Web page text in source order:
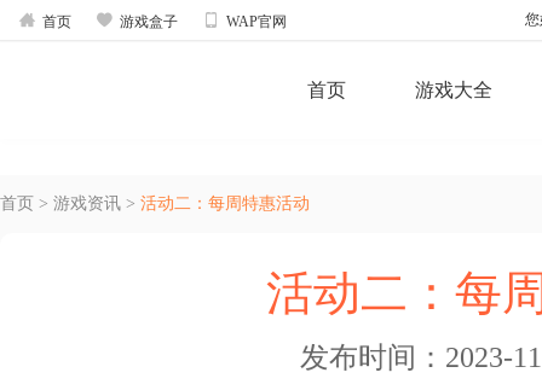
 首页  游戏盒子  WAP官网
首页 游戏大全
首页 > 游戏资讯 > 活动二：每周特惠活动
活动二：每
发布时间：2023-